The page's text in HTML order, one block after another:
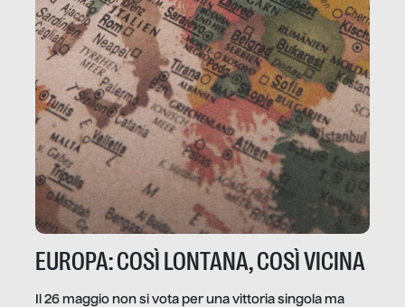
EUROPA: COSÌ LONTANA, COSÌ VICINA
Il 26 maggio non si vota per una vittoria singola ma